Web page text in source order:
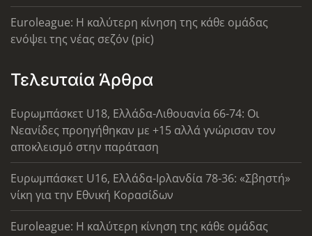
Euroleague: Η καλύτερη κίνηση της κάθε ομάδας
ενόψει της νέας σεζόν (pic)
Τελευταία Άρθρα
Ευρωμπάσκετ U18, Ελλάδα-Λιθουανία 66-74: Οι
Νεανίδες προηγήθηκαν με +15 αλλά γνώρισαν τον
αποκλεισμό στην παράταση
Ευρωμπάσκετ U16, Ελλάδα-Ιρλανδία 78-36: «Σβηστή»
νίκη για την Εθνική Κορασίδων
Euroleague: Η καλύτερη κίνηση της κάθε ομάδας